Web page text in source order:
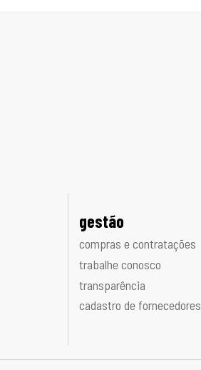
gestão
compras e contratações
trabalhe conosco
transparência
cadastro de fornecedores